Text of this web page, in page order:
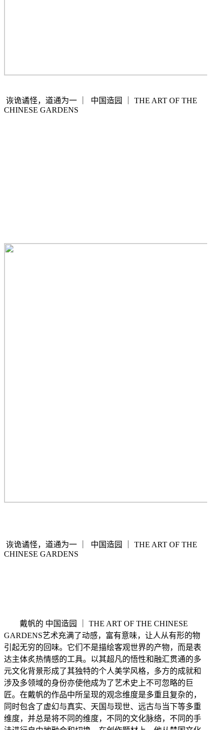
诙诡谲怪，道通为一 中国造园
THE ART OF THE
CHINESE GARDENS
诙诡谲怪，道通为一 中国造园
THE ART OF THE
CHINESE GARDENS
戴帆的 中国造园
THE ART OF THE CHINESE
GARDENS艺术充满了动感，富有意味，让人从有形的物
引起无穷的回味。它们不是描绘客观世界的产物，而是表
达主体炙热情感的工具。以其超凡的悟性和融汇贯通的多
元文化背景形成了其独特的个人美学风格，多方的成就和
涉及多领域的身份亦使他成为了艺术史上不可忽略的巨
匠。在戴帆的作品中所呈现的观念维度是多重且复杂的，
同时包含了虚幻与真实、天国与现世、远古与当下等多重
维度，并总是将不同的维度，不同的文化脉络，不同的手